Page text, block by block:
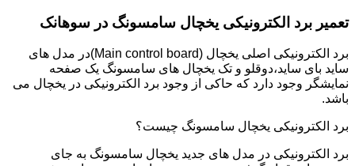
تعمیر برد الکترونیکی یخچال سامسونگ در سوهانک
برد الکترونیکی اصلی یخچال (Main control board)در مدل های
ساید بای ساید،دوقلو و تک یخچال های سامسونگ یک صفحه
نمایشگر وجود دارد که حاکی از وجود برد الکترونیکی در یخچال می
باشد.
برد الکترونیکی یخچال سامسونگ چیست؟
برد الکترونیکی در مدل های جدید یخچال سامسونگ به جای